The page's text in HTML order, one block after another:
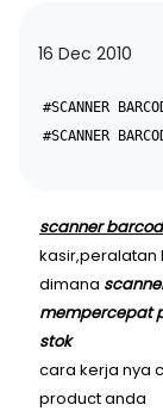
16 Dec 2010
#SCANNER
#SCANNER
scanner
kasir,peralatan
dimana
mempercepat
stok
cara kerja nya
product anda